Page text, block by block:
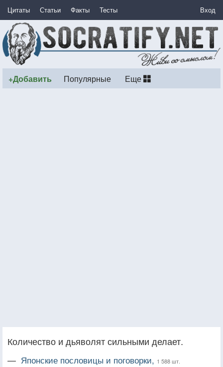
Цитаты Статьи Факты Тесты Вход
+Добавить Популярные Еще
Количество и дьяволят сильными делает.
— Японские пословицы и поговорки, 1 588 шт.